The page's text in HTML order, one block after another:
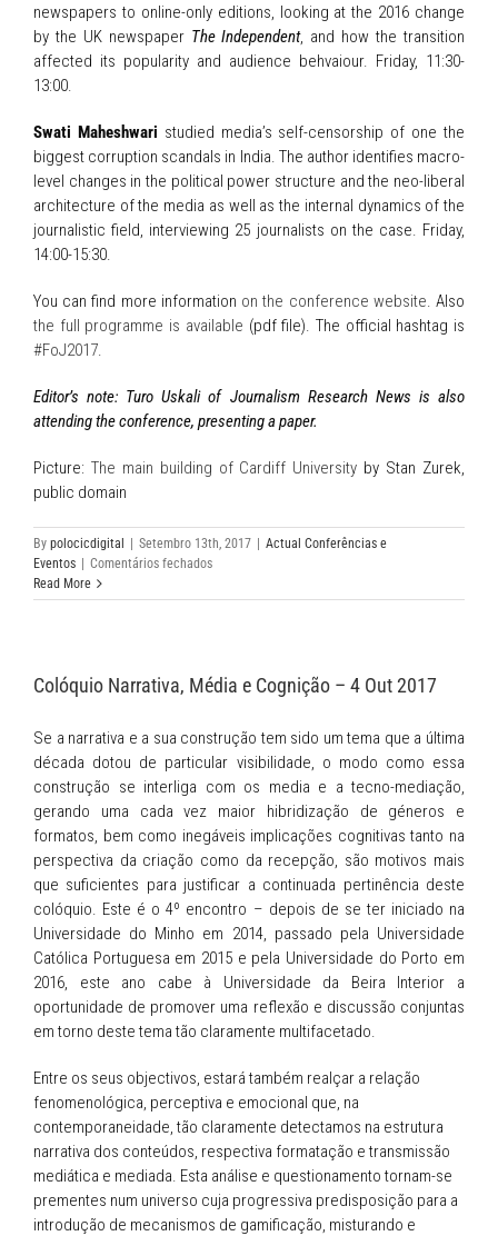
newspapers to online-only editions, looking at the 2016 change
by the UK newspaper The Independent, and how the transition
affected its popularity and audience behvaiour. Friday, 11:30-
13:00.
Swati Maheshwari studied media’s self-censorship of one the
biggest corruption scandals in India. The author identifies macro-
level changes in the political power structure and the neo-liberal
architecture of the media as well as the internal dynamics of the
journalistic field, interviewing 25 journalists on the case. Friday,
14:00-15:30.
You can find more information on the conference website. Also
the full programme is available (pdf file). The official hashtag is
#FoJ2017.
Editor’s note: Turo Uskali of Journalism Research News is also
attending the conference, presenting a paper.
Picture: The main building of Cardiff University by Stan Zurek,
public domain
By polocicdigital Setembro 13th, 2017
Actual Conferências e
Eventos
Comentários fechadosem
Picks
of
Conference
Read More
Colóquio Narrativa, Média e Cognição – 4 Out 2017
Se a narrativa e a sua construção tem sido um tema que a última
década dotou de particular visibilidade, o modo como essa
construção se interliga com os media e a tecno-mediação,
gerando uma cada vez maior hibridização de géneros e
formatos, bem como inegáveis implicações cognitivas tanto na
perspectiva da criação como da recepção, são motivos mais
que suficientes para justificar a continuada pertinência deste
colóquio. Este é o 4º encontro – depois de se ter iniciado na
Universidade do Minho em 2014, passado pela Universidade
Católica Portuguesa em 2015 e pela Universidade do Porto em
2016, este ano cabe à Universidade da Beira Interior a
oportunidade de promover uma reflexão e discussão conjuntas
em torno deste tema tão claramente multifacetado.
Entre os seus objectivos, estará também realçar a relação
fenomenológica, perceptiva e emocional que, na
contemporaneidade, tão claramente detectamos na estrutura
narrativa dos conteúdos, respectiva formatação e transmissão
mediática e mediada. Esta análise e questionamento tornam-se
prementes num universo cuja progressiva predisposição para a
introdução de mecanismos de gamificação, misturando e